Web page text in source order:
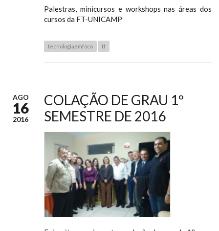
Palestras, minicursos e workshops nas áreas dos
cursos da FT-UNICAMP
tecnologiaemfoco tf
AGO
16
2016
COLAÇÃO DE GRAU 1º
SEMESTRE DE 2016